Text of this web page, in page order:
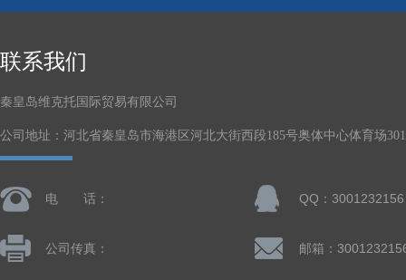
联系我们
秦皇岛维克托国际贸易有限公司
公司地址：河北省秦皇岛市海港区河北大街西段185号奥体中心体育场
电 话： QQ：3001232156
公司传真： 邮箱：